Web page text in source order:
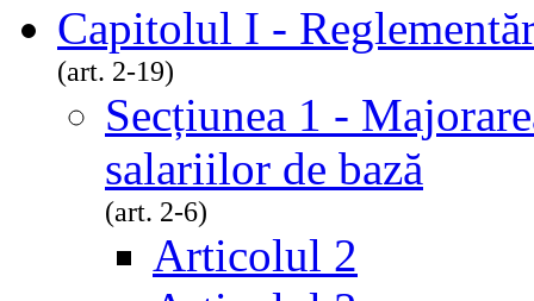
Capitolul I -
(art. 2-19)
Secțiunea 1 -
salariilor de bază
(art. 2-6)
Articolul 2